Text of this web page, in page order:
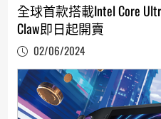
全球首款搭載Intel Core
Claw即日起開賣
02/06/2024